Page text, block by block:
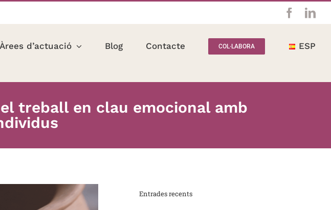
Àrees d’actuació Blog Contacte COL·LABORA ESP
treball en clau emocional amb
Entrades recents